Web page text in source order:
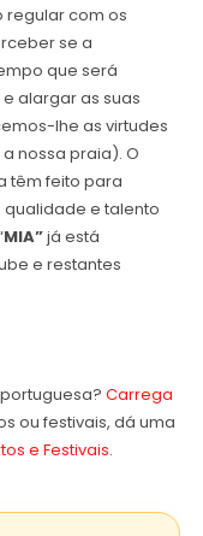
regular com os
se a
que será
alargar as suas
lhe as virtudes
nossa praia). O
têm feito para
qualidade e talento
MIA”já está
e restantes
Carrega
ou festivais, dá uma
e Festivais.